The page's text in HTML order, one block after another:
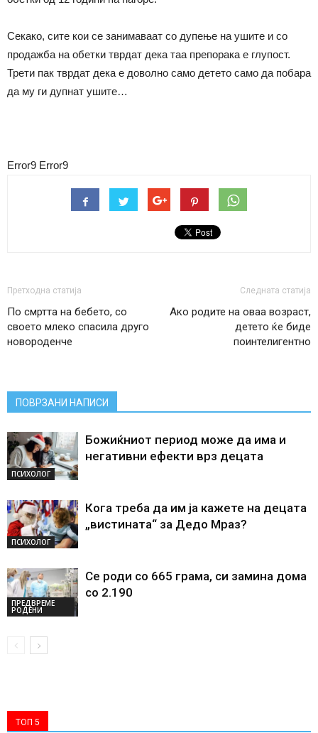
Секако, сите кои се занимаваат со дупење на ушите и со
продажба на обетки тврдат дека таа препорака е глупост.
Трети пак тврдат дека е доволно само детето само да побара
да му ги дупнат ушите…
Error9 Error9
Претходна статија
По смртта на бебето, со
своето млеко спасила друго
новороденче
Следната статија
Ако родите на оваа возраст,
детето ќе биде
поинтелигентно
ПОВРЗАНИ НАПИСИ
ПСИХОЛОГ
Божиќниот период може да има и
негативни ефекти врз децата
ПСИХОЛОГ
Кога треба да им ја кажете на децата
„вистината“ за Дедо Мраз?
ПРЕДВРЕМЕ
РОДЕНИ
Се роди со 665 грама, си замина дома
со 2.190
ТОП 5